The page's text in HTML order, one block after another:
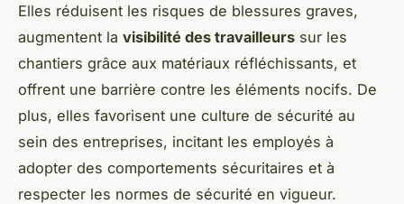
Elles réduisent les risques de blessures graves,
augmentent la visibilité des travailleurs sur les
chantiers grâce aux matériaux réfléchissants, et
offrent une barrière contre les éléments nocifs. De
plus, elles favorisent une culture de sécurité au
sein des entreprises, incitant les employés à
adopter des comportements sécuritaires et à
respecter les normes de sécurité en vigueur.